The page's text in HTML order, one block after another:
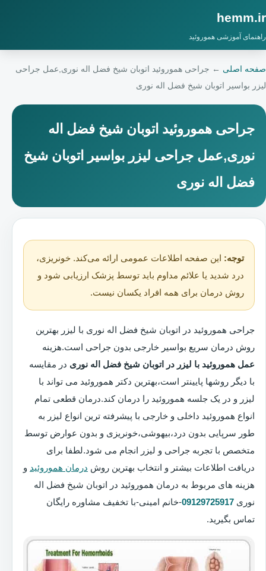
hemm.ir
راهنمای آموزشی هموروئید
صفحه اصلی ← جراحی هموروئید اتوبان شیخ فضل اله نوری,عمل جراحی
لیزر بواسیر اتوبان شیخ فضل اله نوری
جراحی هموروئید اتوبان شیخ فضل اله
نوری,عمل جراحی لیزر بواسیر اتوبان شیخ
فضل اله نوری
توجه: این صفحه اطلاعات عمومی ارائه می‌کند. خونریزی،
درد شدید یا علائم مداوم باید توسط پزشک ارزیابی شود و
روش درمان برای همه افراد یکسان نیست.
جراحی هموروئید در اتوبان شیخ فضل اله نوری با لیزر بهترین
روش درمان سریع بواسیر خارجی بدون جراحی است.هزینه
عمل هموروئید با لیزر در اتوبان شیخ فضل اله نوری در مقایسه
با دیگر روشها پایینتر است،بهترین دکتر هموروئید می تواند با
لیزر و در یک جلسه هموروئید را درمان کند.درمان قطعی تمام
انواع هموروئید داخلی و خارجی با پیشرفته ترین انواع لیزر به
طور سرپایی بدون درد،بیهوشی،خونریزی و بدون عوارض توسط
متخصص با تجربه جراحی و لیزر انجام می شود.لطفا برای
دریافت اطلاعات بیشتر و انتخاب بهترین روش درمان هموروئید و
هزینه های مربوط به درمان هموروئید در اتوبان شیخ فضل اله
نوری 09129725917-خانم امینی-با تخفیف مشاوره رایگان
تماس بگیرید.